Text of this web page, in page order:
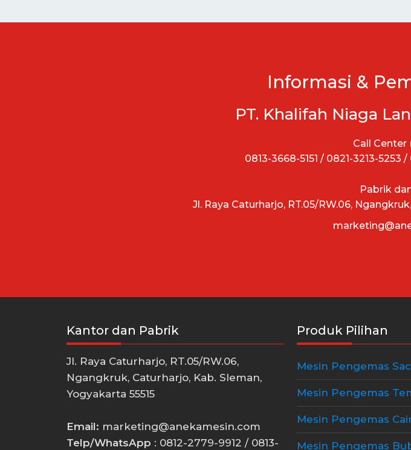
Informasi &
PT. Khalifah Niaga
Call Center
0813-3668-5151 / 0821-3213-5253
Pabrik
Jl. Raya Caturharjo, RT.05/RW.06,
Kantor dan Pabrik
Jl. Raya Caturharjo, RT.05/RW.06,
Ngangkruk, Caturharjo, Kab. Sleman,
Yogyakarta 55515
Email: marketing@anekamesin.com
Telp/WhatsApp : 0812-2779-9912 / 0813-
Produk Pilihan
Mesin Pengemas
Mesin Pengemas
Mesin Pengemas
Mesin Pengemas